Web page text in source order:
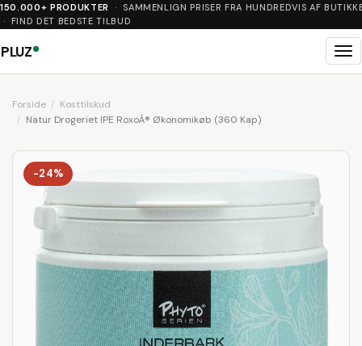
150.000+ PRODUKTER
· SAMMENLIGN PRISER FRA HUNDREDVIS AF
· FIND DET BEDSTE TILBUD
PLUZ
Forside
Kosttilskud
Natur Drogeriet IPE RoxoÂ® Økonomikøb (360 Kap)
-24%